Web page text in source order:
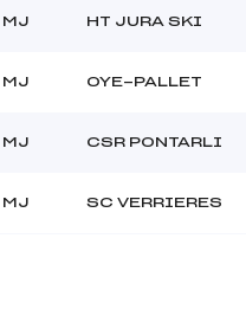
MJ HT JURA SKI
MJ OYE-PALLET
MJ CSR PONTARLI
MJ SC VERRIERES